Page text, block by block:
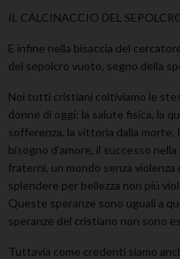
IL CALCINACCIO DEL
E infine nella bisaccia del
del sepolcro vuoto, segno della
Noi tutti cristiani coltiviamo le
donne di oggi: la salute fisica, la
sofferenza, la vittoria dalla morte,
bisogno d’amore, il successo
fraterni, un mondo senza
splendere per bellezza non più
Queste speranze sono uguali a
speranze del cristiano non sono
Tuttavia come credenti siamo